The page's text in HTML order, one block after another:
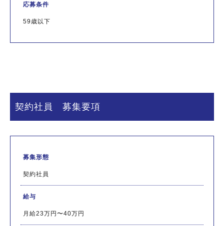
応募条件
59歳以下
契約社員 募集要項
募集形態
契約社員
給与
月給23万円〜40万円